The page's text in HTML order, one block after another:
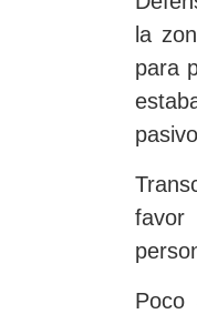
la
para
favor
Poco